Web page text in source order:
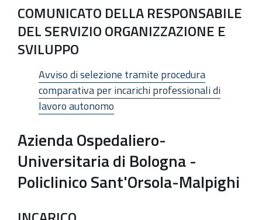
COMUNICATO DELLA RESPONSABILE
DEL SERVIZIO ORGANIZZAZIONE E
SVILUPPO
Avviso di selezione tramite procedura
comparativa per incarichi professionali di
lavoro autonomo
Azienda Ospedaliero-
Universitaria di Bologna -
Policlinico Sant'Orsola-Malpighi